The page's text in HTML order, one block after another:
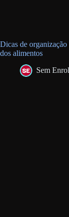
Dicas de
dos alimentos
Sem